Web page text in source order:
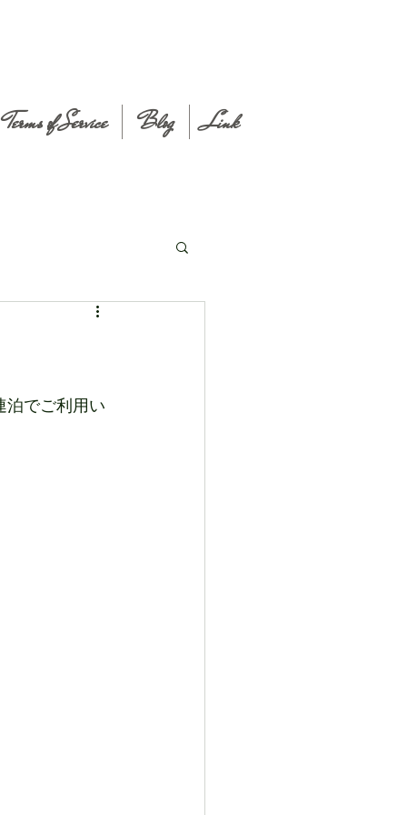
Terms of Service Blog Link
泊でご利用い